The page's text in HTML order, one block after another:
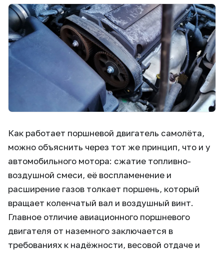
Как работает поршневой двигатель самолёта,
можно объяснить через тот же принцип, что и у
автомобильного мотора: сжатие топливно-
воздушной смеси, её воспламенение и
расширение газов толкает поршень, который
вращает коленчатый вал и воздушный винт.
Главное отличие авиационного поршневого
двигателя от наземного заключается в
требованиях к надёжности, весовой отдаче и